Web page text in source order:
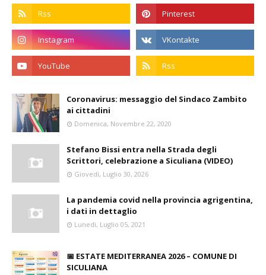
Coronavirus: messaggio del Sindaco Zambito
ai cittadini
Domenica, Novembre 22, 2020
Stefano Bissi entra nella Strada degli
Scrittori, celebrazione a Siculiana (VIDEO)
Giovedì, Luglio 30, 2026
La pandemia covid nella provincia agrigentina,
i dati in dettaglio
Lunedì, Luglio 05, 2021
📅 ESTATE MEDITERRANEA 2026 – COMUNE DI
SICULIANA